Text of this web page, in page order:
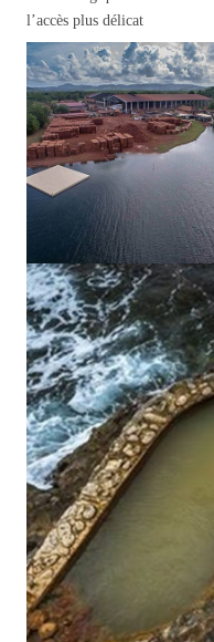
l’accès plus délicat